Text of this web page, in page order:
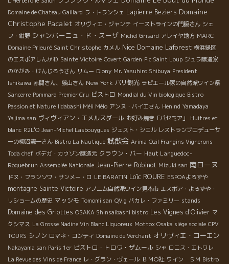
Domaine de Chateau Gaillard ラ・トランシェ Lapierre Beziers Domaine
Christophe Pacalet オリヴィエ・ジャンテ イーストラインの門脇さん シェ
フ・紺野 シャンパーニュ・ド・スーザ Michel Grisard アレイヤ地方 MARC
Domaine Prieuré Saint Christophe カメル Nice Domaine Laforest 横浜緑区
のエスポアしんかわ Sainte Victoire Covert Garden Pic Saint Loup ジュラ醸造家
のかがみ・けんじろうさん リムー Diony Mr. Yasuhiro Shibuya President
Ishikawa 赤間さん、藤山さん New York パリ観光 ラピエール家の自然派ワイン祭
Sancerre Pommard Premier Cru ビストロ Mondial du Vin biologique Bistro
Passion et Nature Iidabashi Méli Mélo アンヌ・パイエさん Henind Yamadaya
Yajima san ヴィヴィアン・エメルスダール お好み焼き「パセミア」
Huitres et
blanc R2L'O Jean-Michel Lasbouygues ジュスト・シエル レストランプロデューサ
ーの柳沼憲一さん Bistro La Nautique 試飲会 Arima Ozil Frangins Vignerons
Toda chef ボデガ・カウゾン醸造元 クラウン・バー Haut Languedoc-
Roquebrun Assemblée Nationale Jean-Pierre Robinot Mizuki san 南ローヌ
ドヌ・フランソワ・サンメー・ロ LE BARATIN Loïc ROURE ESPOAよろずや
montagne Sainte Victoire アノニム自然派ワイン見本市 エスポア・よろずや・
リショームの歴史 マッシモ Tomomi san QV.g パカレ・ファミリー stands
Domaine des Griottes OSAKA Shinsaibashi bistro Les Vignes d'Olivier マ
クシマス La Grosse Nadine Vin Blanc Liquoreux Mottox Osaka siège sociale CPV
TOURS シノン ロマネ・コンティ Domaine de Verchant オリヴィエ・コーエン
Nakayama san Paris 1er ビストロ・トロワ・ザムール シャ ロニス・エトワレ
La Revue des Vins de France レ・グラン・ヴェール ＢＭО社 ワイン ＳＭ Bistro